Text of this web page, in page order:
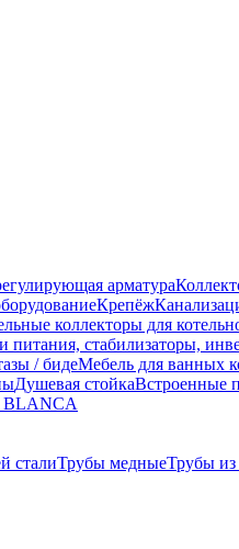
арматура
Крепёж
коллекторы для
питания, стабилизаторы,
/ бидеМебель для ванных
Душевая стойкаВстроенные
BLANCA
сталиТрубы медныеТрубы из